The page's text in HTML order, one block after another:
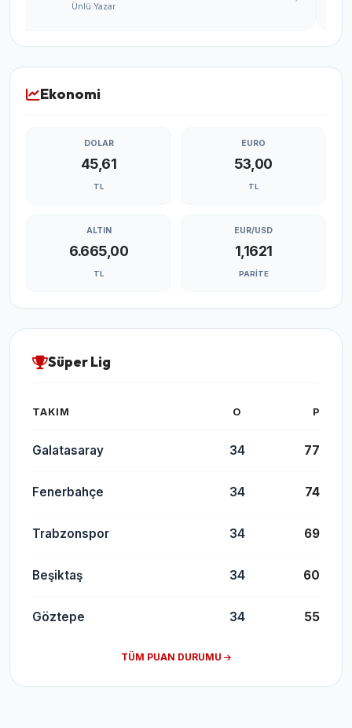
Ünlü Yazar
Ekonomi
DOLAR
45,61
TL
EURO
53,00
TL
ALTIN
6.665,00
TL
EUR/USD
1,1621
PARITE
Süper Lig
TAKIM O P
Galatasaray 34 77
Fenerbahçe 34 74
Trabzonspor 34 69
Beşiktaş 34 60
Göztepe 34 55
TÜM PUAN DURUMU